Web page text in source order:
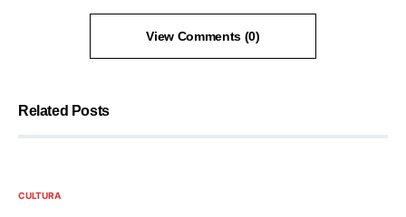
View Comments (0)
Related Posts
CULTURA